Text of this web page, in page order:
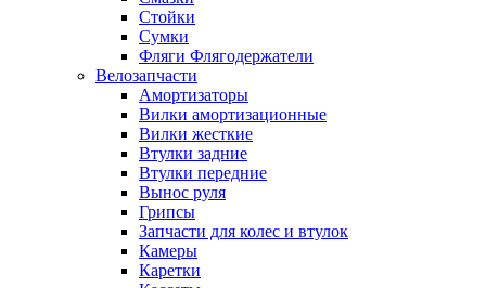
Стойки
Сумки
Фляги Флягодержатели
Велозапчасти
Амортизаторы
Вилки амортизационные
Вилки жесткие
Втулки задние
Втулки передние
Вынос руля
Грипсы
Запчасти для колес и втулок
Камеры
Каретки